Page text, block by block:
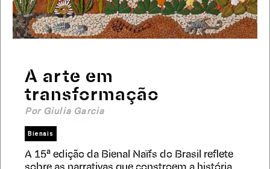
A arte em
transformação
Por Giulia Garcia
Bienais
A 15ª edição da Bienal Naïfs do Brasil reflete